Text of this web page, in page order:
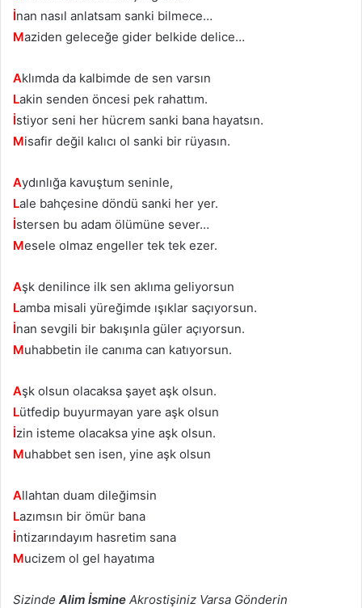
İnan nasıl anlatsam sanki bilmece…
Maziden geleceğe gider belkide delice…
Aklımda da kalbimde de sen varsın
Lakin senden öncesi pek rahattım.
İstiyor seni her hücrem sanki bana hayatsın.
Misafir değil kalıcı ol sanki bir rüyasın.
Aydınlığa kavuştum seninle,
Lale bahçesine döndü sanki her yer.
İstersen bu adam ölümüne sever…
Mesele olmaz engeller tek tek ezer.
Aşk denilince ilk sen aklıma geliyorsun
Lamba misali yüreğimde ışıklar saçıyorsun.
İnan sevgili bir bakışınla güler açıyorsun.
Muhabbetin ile canıma can katıyorsun.
Aşk olsun olacaksa şayet aşk olsun.
Lütfedip buyurmayan yare aşk olsun
İzin isteme olacaksa yine aşk olsun.
Muhabbet sen isen, yine aşk olsun
Allahtan duam dileğimsin
Lazımsın bir ömür bana
İntizarındayım hasretim sana
Mucizem ol gel hayatıma
Sizinde Alim İsmine Akrostişiniz Varsa Gönderin